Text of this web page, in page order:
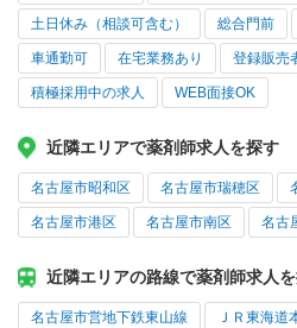
土日休み（相談可含む） 総合門前
車通勤可 在宅業務あり 登録販売
積極採用中の求人 WEB面接OK
近隣エリアで薬剤師求人を探す
名古屋市昭和区 名古屋市瑞穂区
名古屋市港区 名古屋市南区 名古
近隣エリアの路線で薬剤師求人
名古屋市営地下鉄東山線 ＪＲ東海道